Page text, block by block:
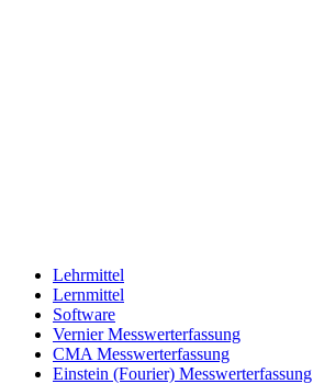
Lehrmittel
Lernmittel
Software
Vernier Messwerterfassung
CMA Messwerterfassung
Einstein (Fourier) Messwerterfassung